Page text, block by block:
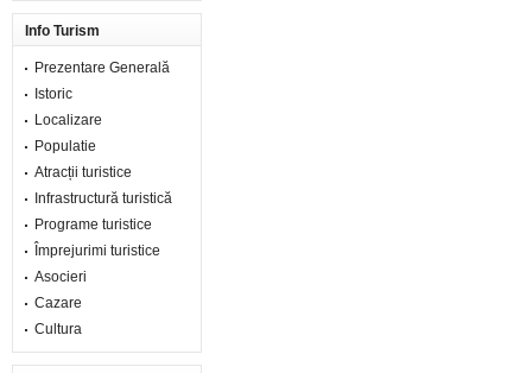
Info Turism
Prezentare Generală
Istoric
Localizare
Populatie
Atracții turistice
Infrastructură turistică
Programe turistice
Împrejurimi turistice
Asocieri
Cazare
Cultura